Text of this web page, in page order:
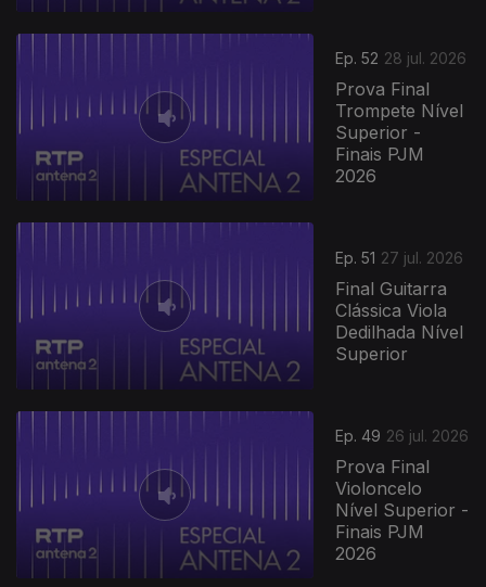
Ep. 52 28 jul. 2026
Prova Final
Trompete Nível
Superior -
Finais PJM
2026
Ep. 51 27 jul. 2026
Final Guitarra
Clássica Viola
Dedilhada Nível
Superior
Ep. 49 26 jul. 2026
Prova Final
Violoncelo
Nível Superior -
Finais PJM
2026